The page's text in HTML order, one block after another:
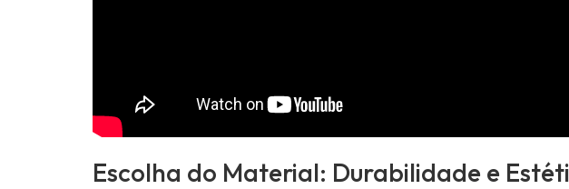
Escolha do Material: Durabilidade e